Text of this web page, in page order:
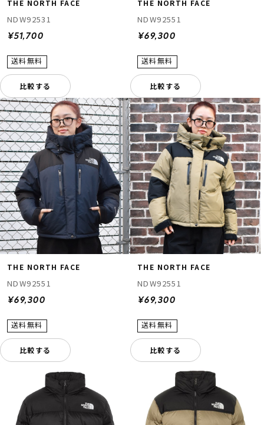
THE NORTH FACE
NDW92531
¥51,700
比較する
THE NORTH FACE
NDW92551
¥69,300
比較する
THE NORTH FACE
NDW92551
¥69,300
比較する
THE NORTH FACE
NDW92551
¥69,300
比較する